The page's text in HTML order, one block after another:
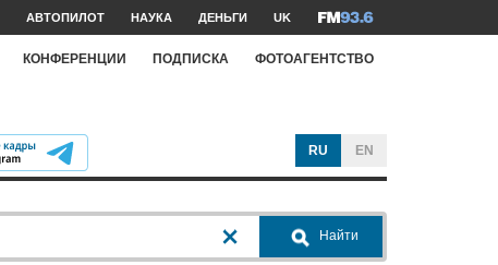
АВТОПИЛОТ НАУКА ДЕНЬГИ UK
КОНФЕРЕНЦИИ ПОДПИСКА ФОТОАГЕНТСТВО
RU EN
Найти